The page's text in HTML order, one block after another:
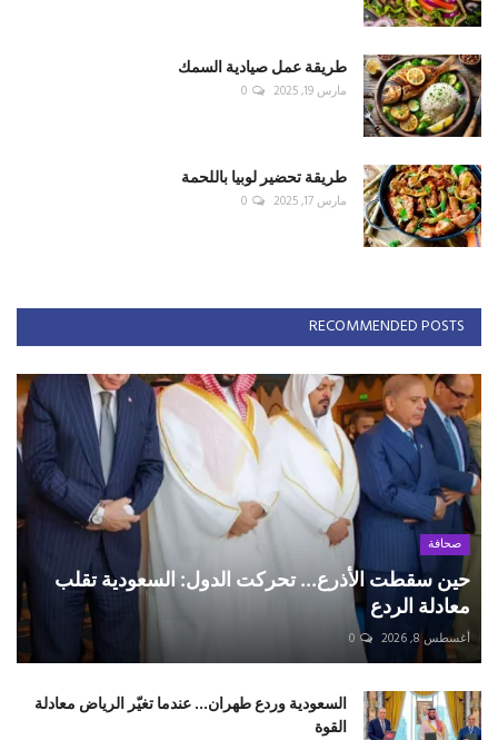
طريقة عمل صيادية السمك
مارس 19, 2025 0
طريقة تحضير لوبيا باللحمة
مارس 17, 2025 0
RECOMMENDED POSTS
صحافة
حين سقطت الأذرع... تحركت الدول: السعودية تقلب
معادلة الردع
أغسطس 8, 2026 0
السعودية وردع طهران... عندما تغيّر الرياض معادلة
القوة